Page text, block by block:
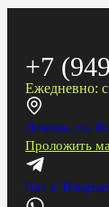
+7
Ежедневно:
Донецк, пл.
Проложить
Чат в